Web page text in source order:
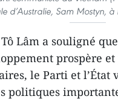
d’Australie, Sam Mostyn,
Lâm a souligné
prospère
le Parti et
politiques